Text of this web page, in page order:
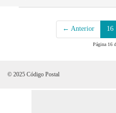
← Anterior 16
Página 16
© 2025 Código Postal